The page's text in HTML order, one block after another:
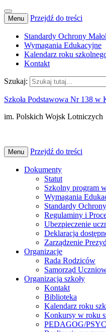
Menu Przejdź do treści
Standardy Ochrony
Wymagania Edukacyjne
Kalendarz roku
Kontakt
Szukaj:
Szkoła Podstawowa Nr 138 w
im. Polskich Wojsk Lotniczych
Menu Przejdź do treści
Dokumenty
Statut
Szkolny program
Wymagania
Standardy
Regulaminy i
Ubezpieczenie
Deklaracja
Zarządzenie
Organizacje
Rada Rodziców
Samorząd
Organizacja szkoły
Kontakt
Biblioteka
Kalendarz roku
Konkursy w roku
PEDAGOG/